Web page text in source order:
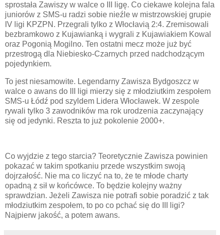
sprostała Zawiszy w walce o III ligę. Co ciekawe kolejna fala
juniorów z SMS-u radzi sobie nieźle w mistrzowskiej grupie
IV ligi KPZPN. Przegrali tylko z Włocłavią 2:4. Zremisowali
bezbramkowo z Kujawianką i wygrali z Kujawiakiem Kowal
oraz Pogonią Mogilno. Ten ostatni mecz może już być
przestrogą dla Niebiesko-Czarnych przed nadchodzącym
pojedynkiem.
To jest niesamowite. Legendarny Zawisza Bydgoszcz w
walce o awans do III ligi mierzy się z młodziutkim zespołem
SMS-u Łódź pod szyldem Lidera Włocławek. W zespole
rywali tylko 3 zawodników ma rok urodzenia zaczynający
się od jedynki. Reszta to już pokolenie 2000+.
Co wyjdzie z tego starcia? Teoretycznie Zawisza powinien
pokazać w takim spotkaniu przede wszystkim swoją
dojrzałość. Nie ma co liczyć na to, że te młode charty
opadną z sił w końcówce. To będzie kolejny ważny
sprawdzian. Jeżeli Zawisza nie potrafi sobie poradzić z tak
młodziutkim zespołem, to po co pchać się do III ligi?
Najpierw jakość, a potem awans.